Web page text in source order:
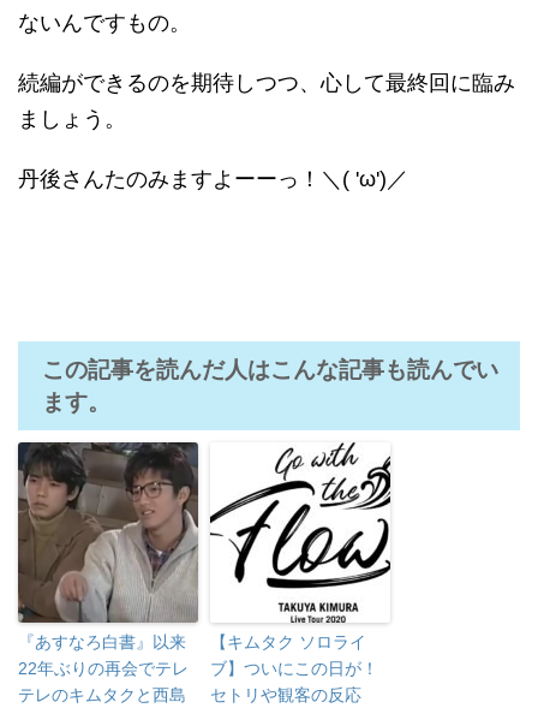
ないんですもの。
続編ができるのを期待しつつ、心して最終回に臨み
ましょう。
丹後さんたのみますよーーっ！＼( 'ω')／
この記事を読んだ人はこんな記事も読んでい
ます。
『あすなろ白書』以来
22年ぶりの再会でテレ
テレのキムタクと西島
【キムタク ソロライ
ブ】ついにこの日が！
セトリや観客の反応